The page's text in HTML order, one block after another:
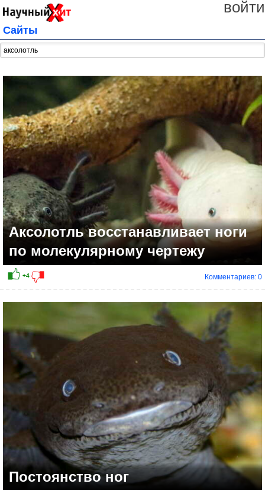
войти
Сайты
Аксолотль восстанавливает ноги
по молекулярному чертежу
Комментариев: 0
Постоянство ног